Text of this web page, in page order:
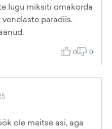
lugu miksiti omakorda
paradiis.
0 0
ole maitse asi, aga